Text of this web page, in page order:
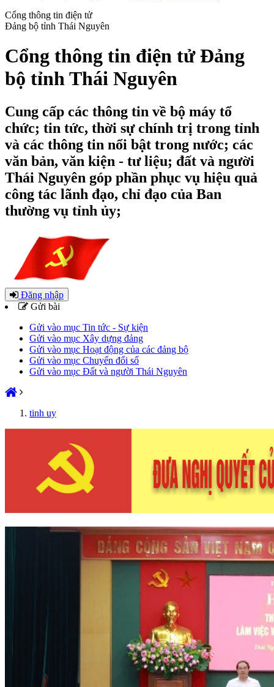
Cổng thông tin điện tử
Đảng bộ tỉnh Thái Nguyên
Cổng thông tin điện tử Đảng
bộ tỉnh Thái Nguyên
Cung cấp các thông tin về bộ máy tổ
chức; tin tức, thời sự chính trị trong tỉnh
và các thông tin nổi bật trong nước; các
văn bản, văn kiện - tư liệu; đất và người
Thái Nguyên góp phần phục vụ hiệu quả
công tác lãnh đạo, chỉ đạo của Ban
thường vụ tỉnh ủy;
Đăng nhập
Gửi bài
Gửi vào mục Tin tức - Sự kiện
Gửi vào mục Xây dựng đảng
Gửi vào mục Hoạt động của các đảng bộ
Gửi vào mục Chuyển đổi số
Gửi vào mục Đất và người Thái Nguyên
tinh uy